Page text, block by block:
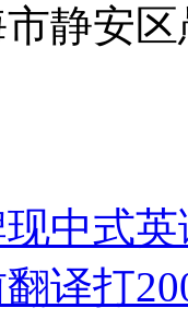
市静安区
中式
译打